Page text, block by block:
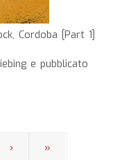
Cordoba [Part 1]
e pubblicato
› »